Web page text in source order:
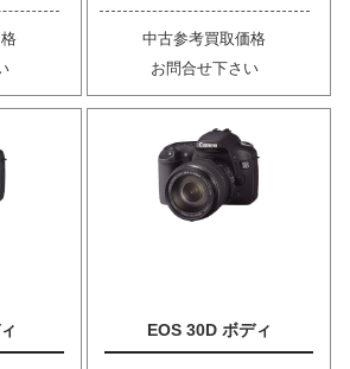
中古参考買取価格
お問合せ下さい
EOS 30D ボディ